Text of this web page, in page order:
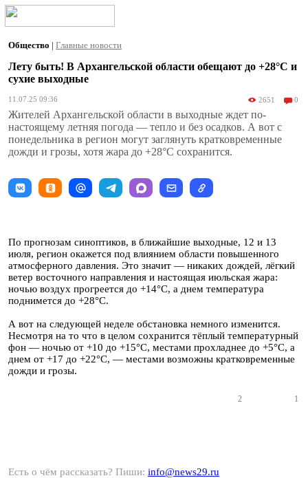
Общество | Главные новости
Лету быть! В Архангельской области обещают до +28°С и
сухие выходные
11.07.25 09:36 2651 0
Жителей Архангельской области в выходные ждет по-
настоящему летняя погода — тепло и без осадков. А вот с
понедельника в регион могут заглянуть кратковременные
дожди и грозы, хотя жара до +28°С сохранится.
По прогнозам синоптиков, в ближайшие выходные, 12 и 13
июля, регион окажется под влиянием области повышенного
атмосферного давления. Это значит — никаких дождей, лёгкий
ветер восточного направления и настоящая июльская жара:
ночью воздух прогреется до +14°С, а днем температура
поднимется до +28°С.
А вот на следующей неделе обстановка немного изменится.
Несмотря на то что в целом сохранится тёплый температурный
фон — ночью от +10 до +15°С, местами прохладнее до +5°С, а
днем от +17 до +22°С, — местами возможны кратковременные
дожди и грозы.
2 1
Есть о чём рассказать? Пиши: info@news29.ru